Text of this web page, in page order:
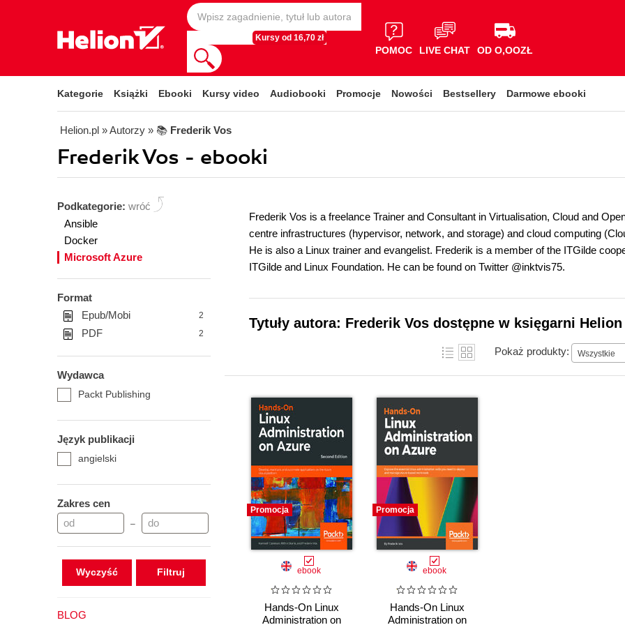
Kursy od 16,70 zł
POMOC LIVE CHAT OD O,OOZŁ
Kategorie Książki Ebooki Kursy video Audiobooki Promocje Nowości Bestsellery Darmowe ebooki
Helion.pl » Autorzy » 📚 Frederik Vos
Frederik Vos - ebooki
Podkategorie: wróć
Ansible
Docker
Microsoft Azure
Format
Epub/Mobi
2
PDF 2
Wydawca
Packt Publishing
Język publikacji
angielski
Zakres cen
–
Wyczyść
BLOG
Frederik Vos is a freelance Trainer and Consultant in Virtualisation, Cloud and
centre infrastructures (hypervisor, network, and storage) and cloud computing
He is also a Linux trainer and evangelist. Frederik is a member of the ITGilde
ITGilde and Linux Foundation. He can be found on Twitter @inktvis75.
Tytuły autora: Frederik Vos dostępne w księgarni Helion
Pokaż produkty: Wszystkie
Promocja
ebook
Hands-On Linux
Administration on
Promocja
ebook
Hands-On Linux
Administration on